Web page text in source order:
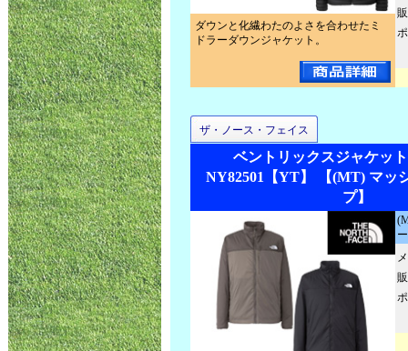
ダウンと化繊わたのよさを合わせたミ
ドラーダウンジャケット。
ザ・ノース・フェイス
ベントリックスジャケッ
NY82501【YT】 【(MT) マッ
プ】